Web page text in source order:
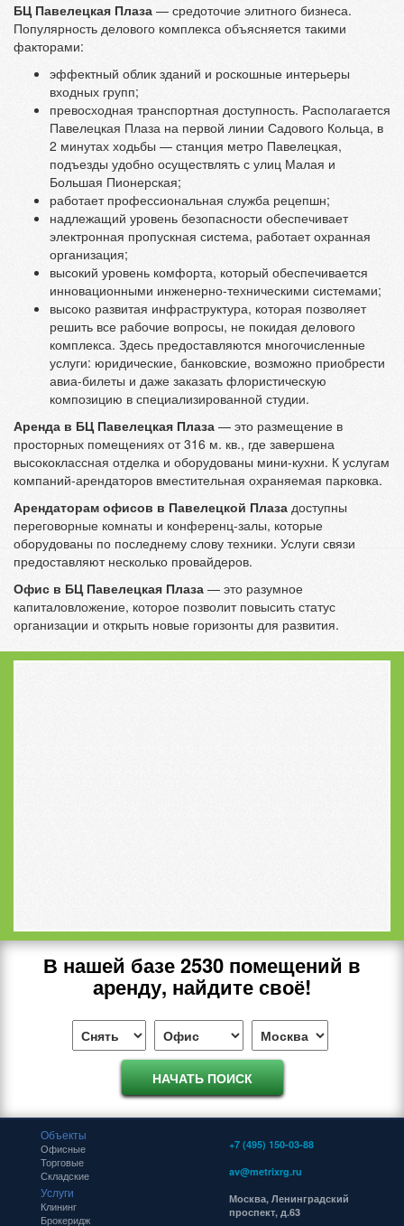
БЦ Павелецкая Плаза — средоточие элитного бизнеса.
Популярность делового комплекса объясняется такими
факторами:
эффектный облик зданий и роскошные интерьеры
входных групп;
превосходная транспортная доступность. Располагается
Павелецкая Плаза на первой линии Садового Кольца, в
2 минутах ходьбы — станция метро Павелецкая,
подъезды удобно осуществлять с улиц Малая и
Большая Пионерская;
работает профессиональная служба рецепшн;
надлежащий уровень безопасности обеспечивает
электронная пропускная система, работает охранная
организация;
высокий уровень комфорта, который обеспечивается
инновационными инженерно-техническими системами;
высоко развитая инфраструктура, которая позволяет
решить все рабочие вопросы, не покидая делового
комплекса. Здесь предоставляются многочисленные
услуги: юридические, банковские, возможно приобрести
авиа-билеты и даже заказать флористическую
композицию в специализированной студии.
Аренда в БЦ Павелецкая Плаза — это размещение в
просторных помещениях от 316 м. кв., где завершена
высококлассная отделка и оборудованы мини-кухни. К услугам
компаний-арендаторов вместительная охраняемая парковка.
Арендаторам офисов в Павелецкой Плаза доступны
переговорные комнаты и конференц-залы, которые
оборудованы по последнему слову техники. Услуги связи
предоставляют несколько провайдеров.
Офис в БЦ Павелецкая Плаза — это разумное
капиталовложение, которое позволит повысить статус
организации и открыть новые горизонты для развития.
В нашей базе2530 помещений в
аренду, найдите своё!
Объекты
Офисные
Торговые
Складские
Услуги
Клининг
Брокеридж
+7 (495) 150-03-88
av@metrixrg.ru
Москва, Ленинградский
проспект, д.63